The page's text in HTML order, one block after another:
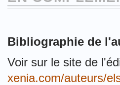
Bibliographie de
Voir sur le site de
xenia.com/auteurs/